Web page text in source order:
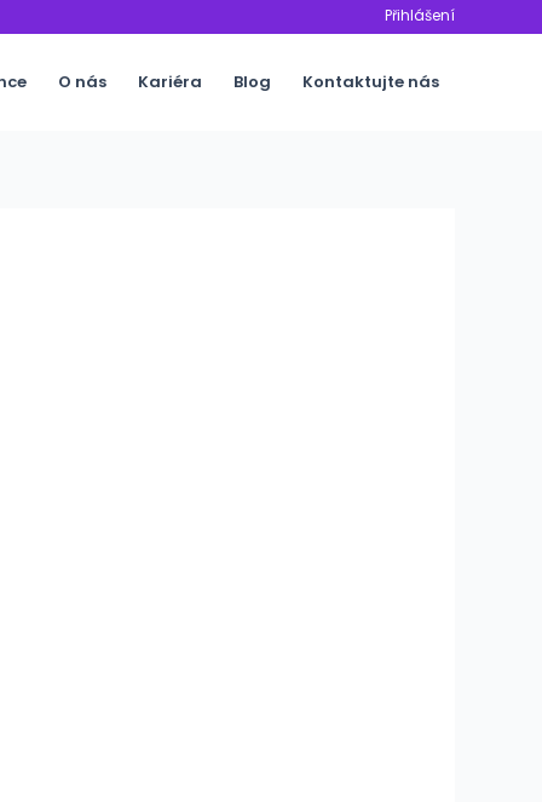
Přihlášení
O nás Kariéra Blog Kontaktujte nás